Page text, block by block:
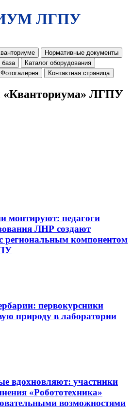
ЛГПУ
Нормативные документы
база
Каталог оборудования
Фотогалерея Контактная страница
«Кванториума» ЛГПУ
монтируют: педагоги
ЛНР создают
региональным компонентом
первокурсники
природу в лаборатории
вдохновляют: участники
«Робототехника»
возможностями